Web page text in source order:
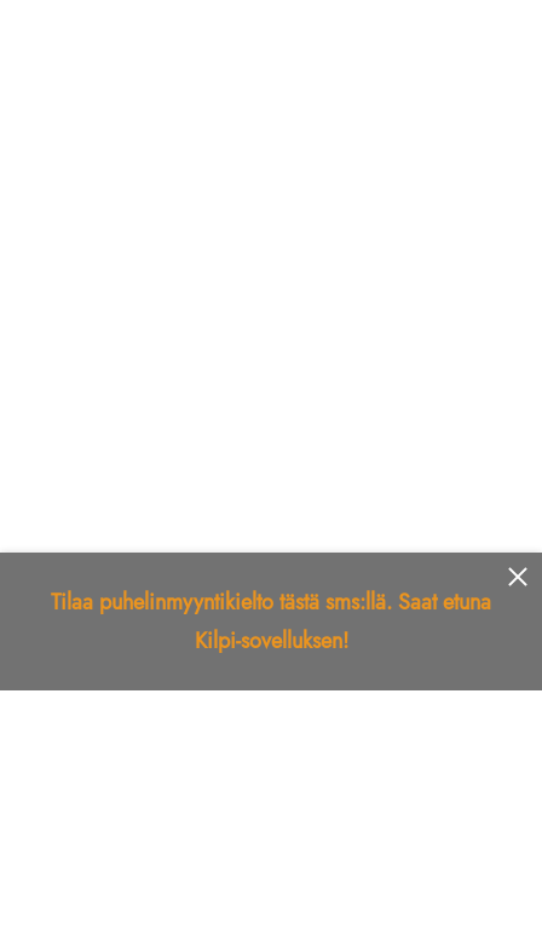
Tilaa puhelinmyyntikielto tästä sms:llä. Saat etuna
Kilpi-sovelluksen!